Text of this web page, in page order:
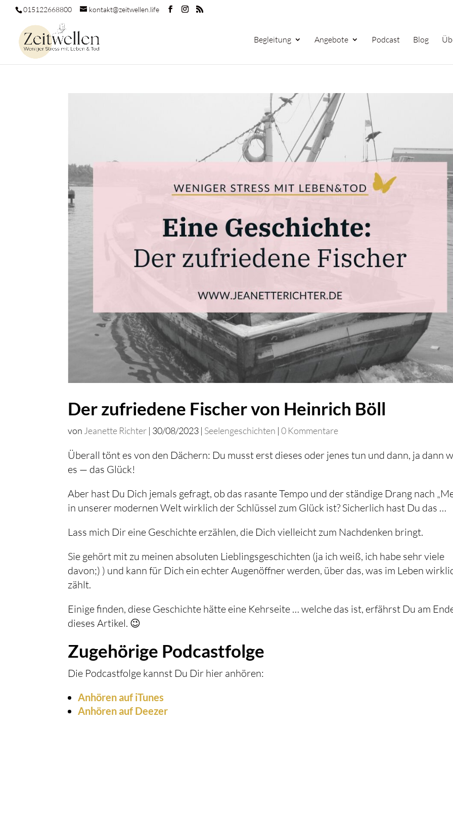
015122668800 kontakt@zeitwellen.life
Begleitung Angebote Podcast Blog
Der zufriedene Fischer von Heinrich Böll
von Jeanette Richter | 30/08/2023 | Seelengeschichten |0 Kommentare
Überall tönt es von den Dächern: Du musst erst dieses oder jenes tun und dann, ja dann
es — das Glück!
Aber hast Du Dich jemals gefragt, ob das rasante Tempo und der ständige Drang nach
in unserer modernen Welt wirklich der Schlüssel zum Glück ist? Sicherlich hast Du das …
Lass mich Dir eine Geschichte erzählen, die Dich vielleicht zum Nachdenken bringt.
Sie gehört mit zu meinen absoluten Lieblingsgeschichten (ja ich weiß, ich habe sehr viele
davon;) ) und kann für Dich ein echter Augenöffner werden, über das, was im Leben
zählt.
Einige finden, diese Geschichte hätte eine Kehrseite … welche das ist, erfährst Du am
dieses Artikel. 😉
Zugehörige Podcastfolge
Die Podcastfolge kannst Du Dir hier anhören:
Anhören auf iTunes
Anhören auf Deezer